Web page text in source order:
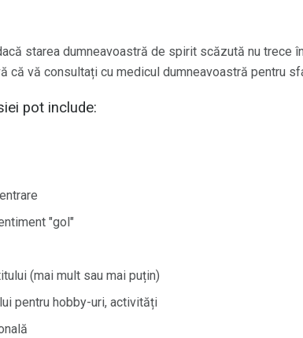
starea dumneavoastră de spirit scăzută nu trece
că vă consultați cu medicul dumneavoastră pentru
pot include:
"gol"
(mai mult sau mai puțin)
pentru hobby-uri, activități